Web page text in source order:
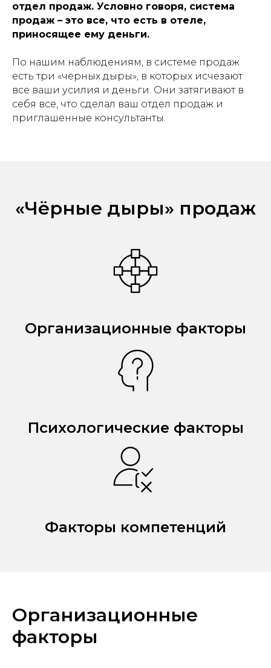
отдел продаж. Условно говоря, система
продаж – это все, что есть в отеле,
приносящее ему деньги.
По нашим наблюдениям, в системе продаж
есть три «черных дыры», в которых исчезают
все ваши усилия и деньги. Они затягивают в
себя все, что сделал ваш отдел продаж и
приглашенные консультанты.
«Чёрные дыры» продаж
Организационные факторы
Психологические факторы
Факторы компетенций
Организационные
факторы